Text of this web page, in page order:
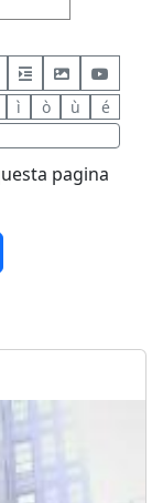
ì ò ù é
pagina